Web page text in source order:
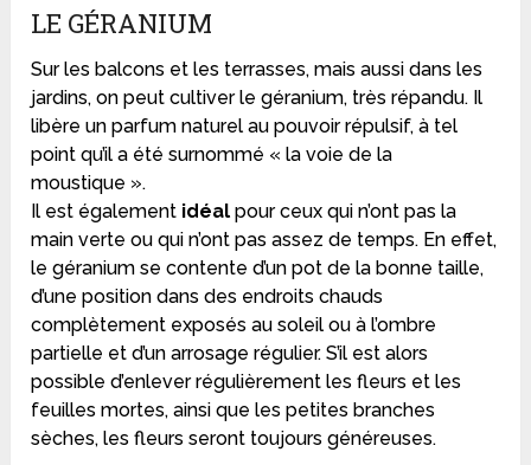
LE GÉRANIUM
Sur les balcons et les terrasses, mais aussi dans les
jardins, on peut cultiver le géranium, très répandu. Il
libère un parfum naturel au pouvoir répulsif, à tel
point qu’il a été surnommé « la voie de la
moustique ».
Il est également idéalpour ceux qui n’ont pas la
main verte ou qui n’ont pas assez de temps. En effet,
le géranium se contente d’un pot de la bonne taille,
d’une position dans des endroits chauds
complètement exposés au soleil ou à l’ombre
partielle et d’un arrosage régulier. S’il est alors
possible d’enlever régulièrement les fleurs et les
feuilles mortes, ainsi que les petites branches
sèches, les fleurs seront toujours généreuses.